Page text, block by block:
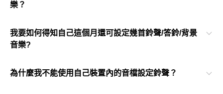
樂？
我要如何得知自己這個月還可設定幾首鈴聲/答鈴/背景
音樂?
為什麼我不能使用自己裝置內的音檔設定鈴聲？